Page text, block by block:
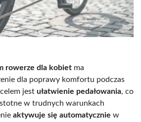
rowerze dla kobiet ma
dla poprawy komfortu podczas
jest ułatwienie pedałowania, co
w trudnych warunkach
aktywuje się automatycznie w